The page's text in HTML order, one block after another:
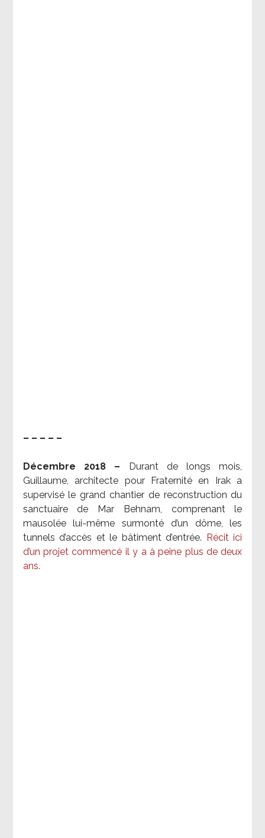
– – – – –
Décembre 2018 –
Durant de longs mois,
Guillaume, architecte pour Fraternité en Irak a
supervisé le grand chantier de reconstruction du
sanctuaire de Mar Behnam, comprenant le
mausolée lui-même surmonté d’un dôme, les
tunnels d’accès et le bâtiment d’entrée.
Récit ici
d’un projet commencé il y a à peine plus de deux
ans.